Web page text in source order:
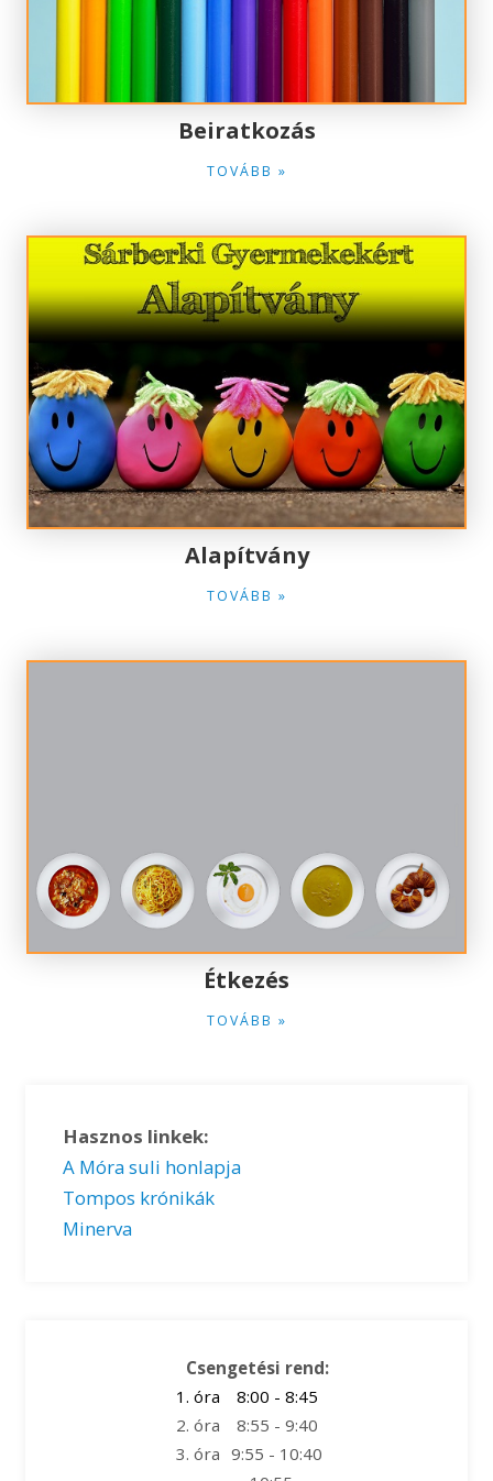
Beiratkozás
TOVÁBB »
Alapítvány
TOVÁBB »
Étkezés
TOVÁBB »
Hasznos linkek:
A Móra suli honlapja
Tompos krónikák
Minerva
Csengetési rend:
1. óra
8:00 - 8:45
2. óra
8:55 - 9:40
3. óra 9:55 - 10:40